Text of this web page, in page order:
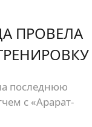
ПРОВЕЛА
последнюю
с «Арарат-